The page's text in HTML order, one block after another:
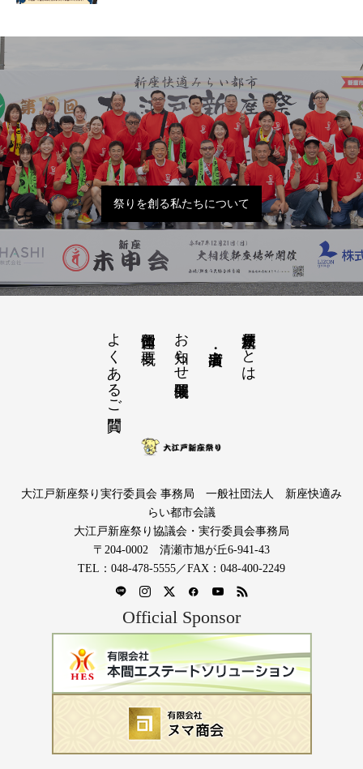
祭りを創る私たちについて
大江戸新座祭りとは
お知らせ開催概要
運営団体と概要
よくあるご質問
大江戸新座祭り実行委員会 事務局 一般社団法人 新座快適み
らい都市会議
大江戸新座祭り協議会・実行委員会事務局
〒204-0002 清瀬市旭が丘6-941-43
TEL：048-478-5555／FAX：048-400-2249
Official Sponsor